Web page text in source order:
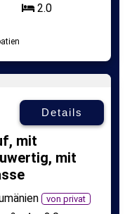
2.0
Details
mit
mit
von privat